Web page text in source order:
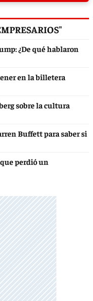
¿De qué hablaron
en la billetera
sobre la cultura
Buffett para saber si
perdió un